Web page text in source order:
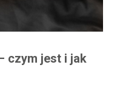
czym jest i jak